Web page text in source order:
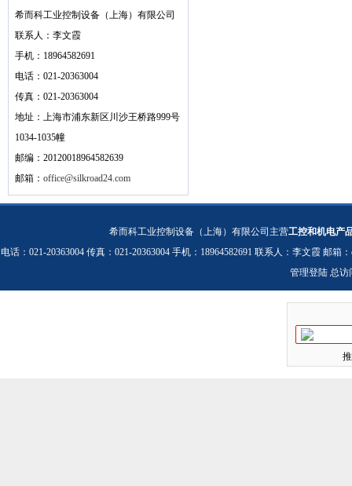
希而科工业控制设备（上海）有限公司
联系人：李文霞
手机：18964582691
电话：021-20363004
传真：021-20363004
地址：上海市浦东新区川沙王桥路999号
1034-1035幢
邮编：20120018964582639
邮箱： office@silkroad24.com
希而科工业控制设备（上海）有限公司主营工控和机电产
电话：021-20363004 传真：021-20363004 手机：18964582691 联系人：李文霞 邮箱：
管理登陆 总访